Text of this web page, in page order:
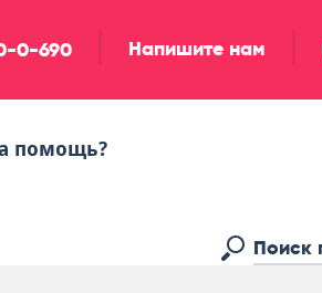
0-690 Напишите нам
помощь?